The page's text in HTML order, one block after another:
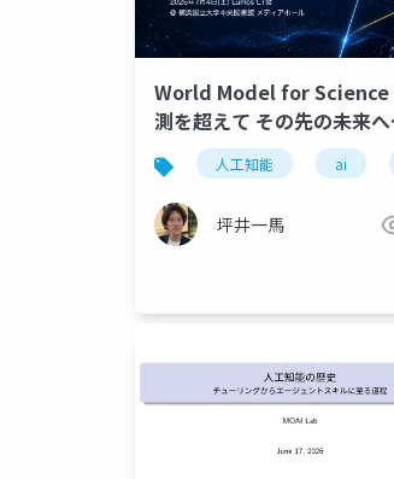
World Model for Science
測を超えて その先の未来
人工知能 ai
坪井一馬